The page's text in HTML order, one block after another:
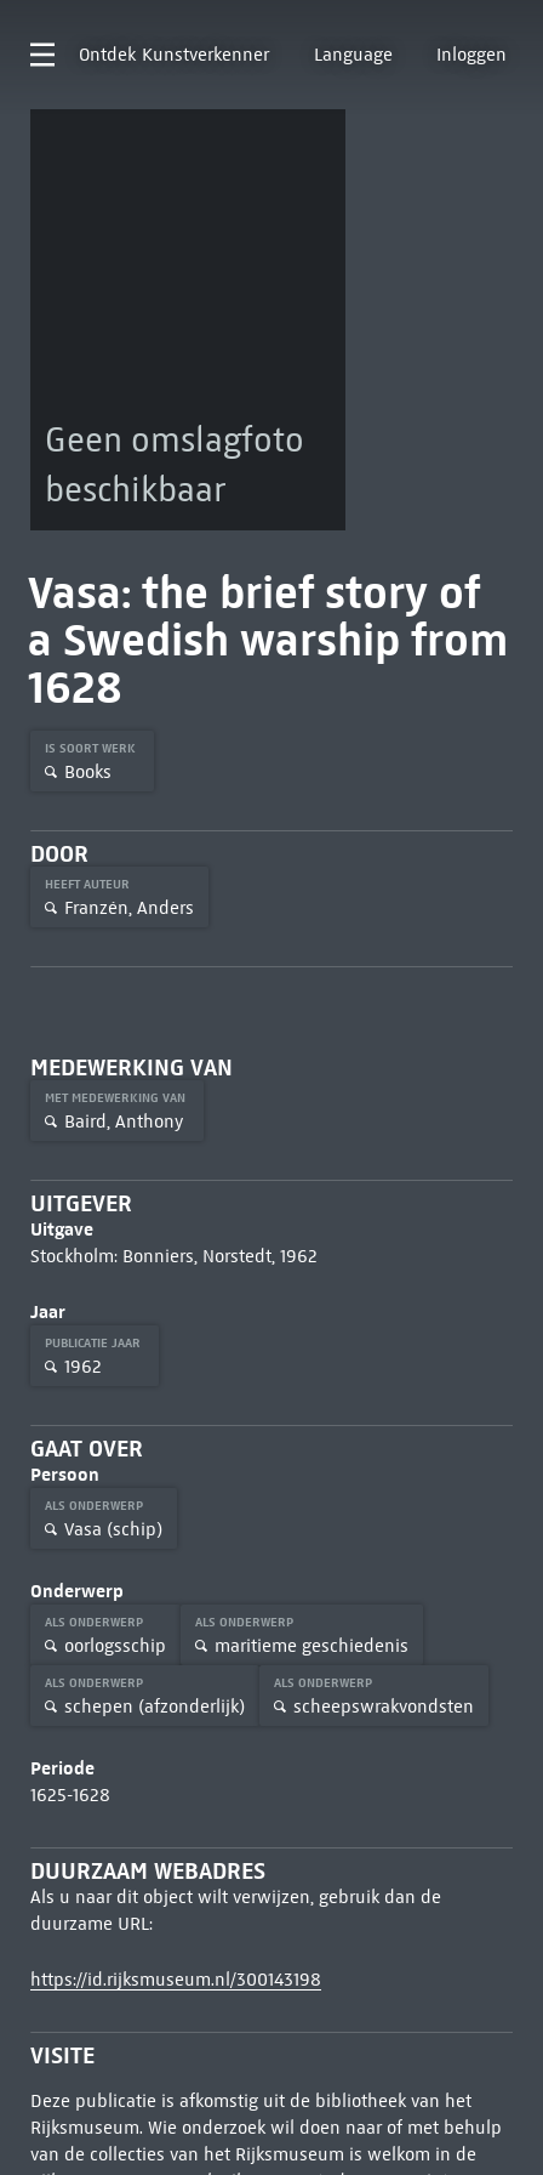
Ontdek Kunstverkenner Language Inloggen
Geen omslagfoto
beschikbaar
Vasa: the brief story of
a Swedish warship from
1628
IS SOORT WERK
Books
DOOR
HEEFT AUTEUR
Franzén, Anders
MEDEWERKING VAN
MET MEDEWERKING VAN
Baird, Anthony
UITGEVER
Uitgave
Stockholm: Bonniers, Norstedt, 1962
Jaar
PUBLICATIE JAAR
1962
GAAT OVER
Persoon
ALS ONDERWERP
Vasa (schip)
Onderwerp
ALS ONDERWERP
oorlogsschip
ALS ONDERWERP
maritieme geschiedenis
ALS ONDERWERP
schepen (afzonderlijk)
ALS ONDERWERP
scheepswrakvondsten
Periode
1625-1628
DUURZAAM WEBADRES
Als u naar dit object wilt verwijzen, gebruik dan de
duurzame URL:
https://id.rijksmuseum.nl/300143198
VISITE
Deze publicatie is afkomstig uit de bibliotheek van het
Rijksmuseum. Wie onderzoek wil doen naar of met behulp
van de collecties van het Rijksmuseum is welkom in de